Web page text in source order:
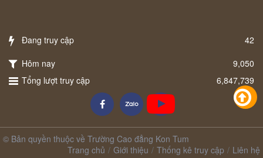
Đang truy cập
42
Hôm nay
9,050
Tổng lượt truy cập
6,847,739
© Bản quyền thuộc về Trường Cao đẳng Kon Tum
Trang chủ
Giới thiệu Thống kê truy cập Liên hệ